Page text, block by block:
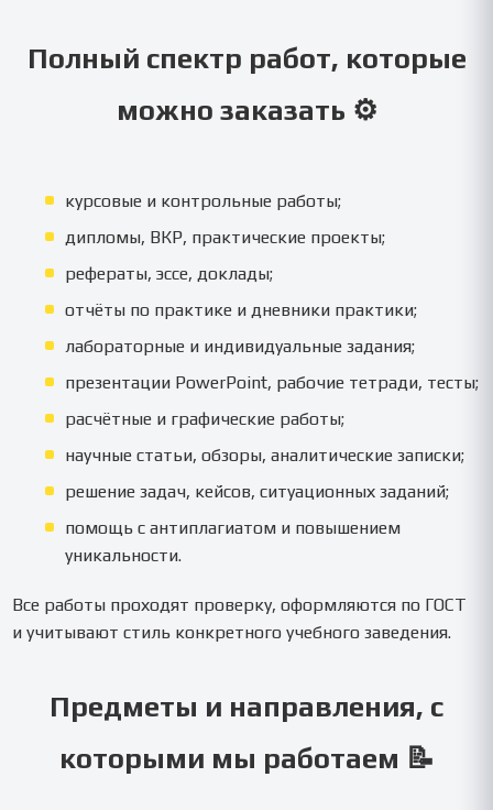
Полный спектр работ, которые
можно заказать ⚙️
курсовые и контрольные работы;
дипломы, ВКР, практические проекты;
рефераты, эссе, доклады;
отчёты по практике и дневники практики;
лабораторные и индивидуальные задания;
презентации PowerPoint, рабочие тетради, тесты;
расчётные и графические работы;
научные статьи, обзоры, аналитические записки;
решение задач, кейсов, ситуационных заданий;
помощь с антиплагиатом и повышением
уникальности.
Все работы проходят проверку, оформляются по ГОСТ
и учитывают стиль конкретного учебного заведения.
Предметы и направления, с
которыми мы работаем 📝